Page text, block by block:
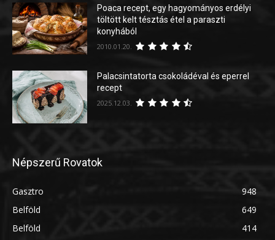
Poaca recept, egy hagyományos erdélyi
töltött kelt tésztás étel a paraszti
konyhából
2010.01.20.
Palacsintatorta csokoládéval és eperrel
recept
2025.12.03.
Népszerű Rovatok
Gasztro
948
Belföld
649
Belföld
414